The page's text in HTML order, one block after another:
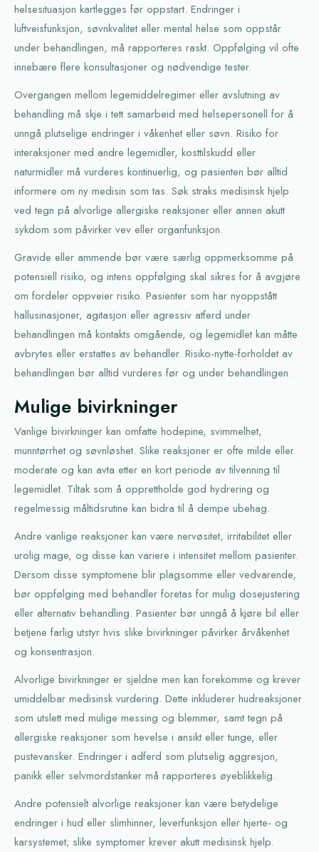
helsesituasjon kartlegges før oppstart. Endringer i
luftveisfunksjon, søvnkvalitet eller mental helse som oppstår
under behandlingen, må rapporteres raskt. Oppfølging vil ofte
innebære flere konsultasjoner og nødvendige tester.
Overgangen mellom legemiddelregimer eller avslutning av
behandling må skje i tett samarbeid med helsepersonell for å
unngå plutselige endringer i våkenhet eller søvn. Risiko for
interaksjoner med andre legemidler, kosttilskudd eller
naturmidler må vurderes kontinuerlig, og pasienten bør alltid
informere om ny medisin som tas. Søk straks medisinsk hjelp
ved tegn på alvorlige allergiske reaksjoner eller annen akutt
sykdom som påvirker vev eller organfunksjon.
Gravide eller ammende bør være særlig oppmerksomme på
potensiell risiko, og intens oppfølging skal sikres for å avgjøre
om fordeler oppveier risiko. Pasienter som har nyoppstått
hallusinasjoner, agitasjon eller agressiv atferd under
behandlingen må kontakts omgående, og legemidlet kan måtte
avbrytes eller erstattes av behandler. Risiko-nytte-forholdet av
behandlingen bør alltid vurderes før og under behandlingen.
Mulige bivirkninger
Vanlige bivirkninger kan omfatte hodepine, svimmelhet,
munntørrhet og søvnløshet. Slike reaksjoner er ofte milde eller
moderate og kan avta etter en kort periode av tilvenning til
legemidlet. Tiltak som å opprettholde god hydrering og
regelmessig måltidsrutine kan bidra til å dempe ubehag.
Andre vanlige reaksjoner kan være nervøsitet, irritabilitet eller
urolig mage, og disse kan variere i intensitet mellom pasienter.
Dersom disse symptomene blir plagsomme eller vedvarende,
bør oppfølging med behandler foretas for mulig dosejustering
eller alternativ behandling. Pasienter bør unngå å kjøre bil eller
betjene farlig utstyr hvis slike bivirkninger påvirker årvåkenhet
og konsentrasjon.
Alvorlige bivirkninger er sjeldne men kan forekomme og krever
umiddelbar medisinsk vurdering. Dette inkluderer hudreaksjoner
som utslett med mulige messing og blemmer, samt tegn på
allergiske reaksjoner som hevelse i ansikt eller tunge, eller
pustevansker. Endringer i adferd som plutselig aggresjon,
panikk eller selvmordstanker må rapporteres øyeblikkelig.
Andre potensielt alvorlige reaksjoner kan være betydelige
endringer i hud eller slimhinner, leverfunksjon eller hjerte- og
karsystemet; slike symptomer krever akutt medisinsk hjelp.